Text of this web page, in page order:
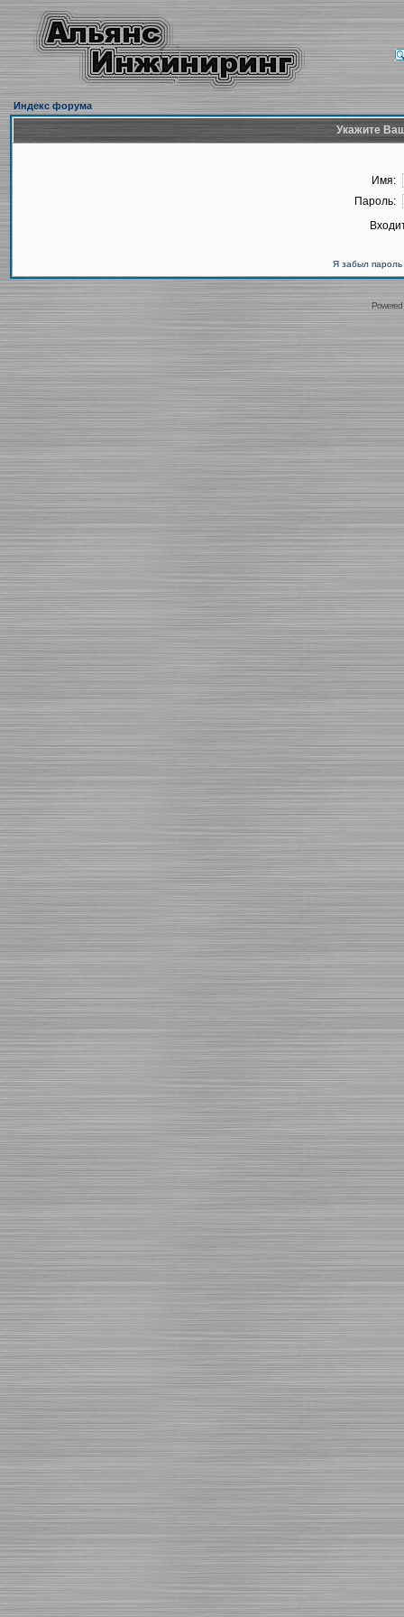
Индекс форума
Укажите
Имя:
Пароль:
Я забыл пароль